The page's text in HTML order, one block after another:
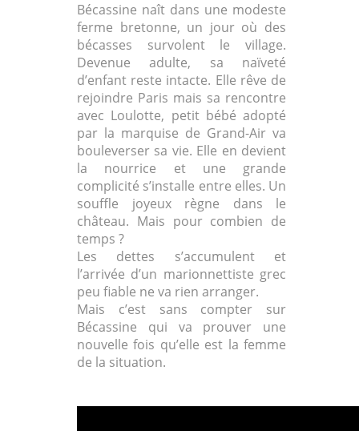
Bécassine naît dans une modeste
ferme bretonne, un jour où des
bécasses survolent le village.
Devenue adulte, sa naïveté
d’enfant reste intacte. Elle rêve de
rejoindre Paris mais sa rencontre
avec Loulotte, petit bébé adopté
par la marquise de Grand-Air va
bouleverser sa vie. Elle en devient
la nourrice et une grande
complicité s’installe entre elles. Un
souffle joyeux règne dans le
château. Mais pour combien de
temps ?
Les dettes s’accumulent et
l’arrivée d’un marionnettiste grec
peu fiable ne va rien arranger.
Mais c’est sans compter sur
Bécassine qui va prouver une
nouvelle fois qu’elle est la femme
de la situation.